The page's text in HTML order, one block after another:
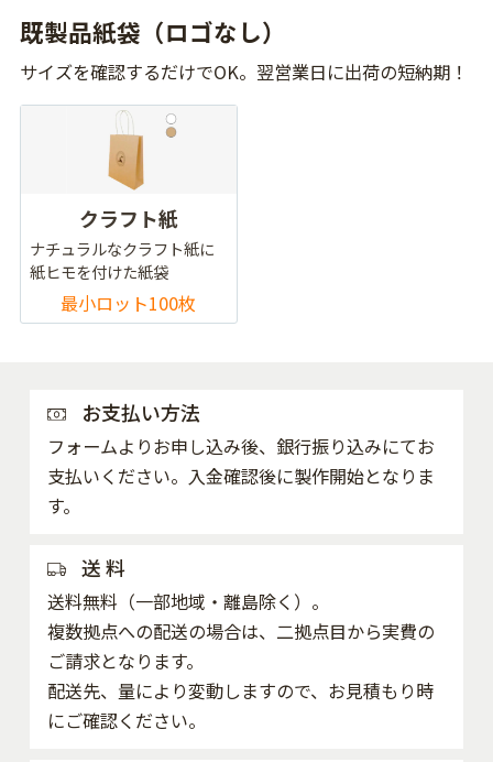
既製品紙袋（ロゴなし）
サイズを確認するだけでOK。翌営業日に出荷の短納期！
クラフト紙
ナチュラルなクラフト紙に
紙ヒモを付けた紙袋
最小ロット100枚
お支払い方法
フォームよりお申し込み後、銀行振り込みにてお
支払いください。入金確認後に製作開始となりま
す。
送 料
送料無料（一部地域・離島除く）。
複数拠点への配送の場合は、二拠点目から実費の
ご請求となります。
配送先、量により変動しますので、お見積もり時
にご確認ください。